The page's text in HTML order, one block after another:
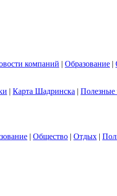
компаний | Образование |
| Карта Шадринска | Полезные
| Общество | Отдых |